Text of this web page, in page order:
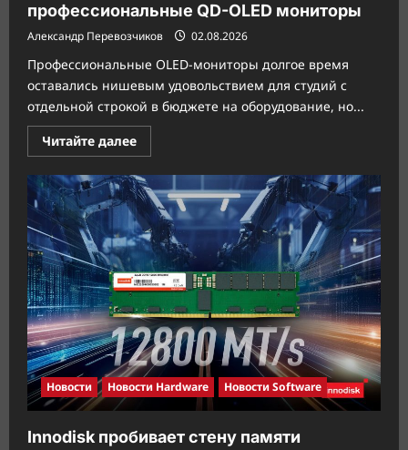
профессиональные QD-OLED мониторы
Александр Перевозчиков 02.08.2026
Профессиональные OLED-мониторы долгое время
оставались нишевым удовольствием для студий с
отдельной строкой в бюджете на оборудование, но...
Читайте далееПрочитать
больше
ASUS
выпускает
доступные
профессиональные
QD-
OLED
мониторы
Новости Новости Hardware Новости Software
Innodisk пробивает стену памяти